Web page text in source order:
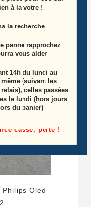
Philips Oled
à la votre !
la recherche
panne rapprochez
vous aider
14h du lundi au
(suivant les
celles passées
le lundi (hors jours
du panier)
casse, perte !